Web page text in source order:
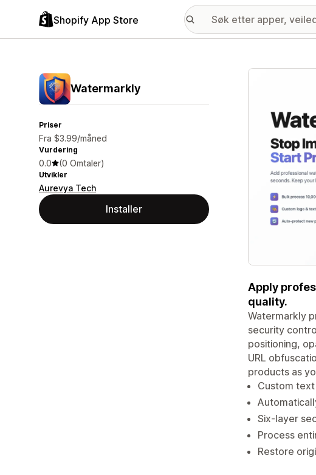
Shopify App Store
Watermarkly
Priser
Fra $3.99/måned
Vurdering
0.0 (0 Omtaler)
Utvikler
Aurevya Tech
Installer
Galleri med
Apply
quality.
Watermarkly
security
positioning,
URL
products as
Custom
Six-layer
Process
Restore